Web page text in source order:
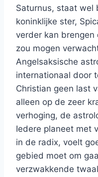
Saturnus, staat wel
koninklijke ster,
verder kan
zou mogen
Angelsaksische
internationaal door
Christian geen last
alleen op de zeer
verhoging, de
Iedere planeet met
in de radix, voelt
gebied moet om
verzwakkende